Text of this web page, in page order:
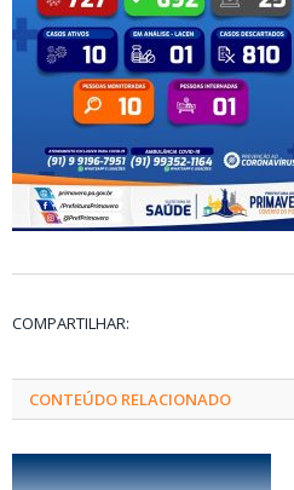
COMPARTILHAR:
CONTEÚDO RELACIONADO